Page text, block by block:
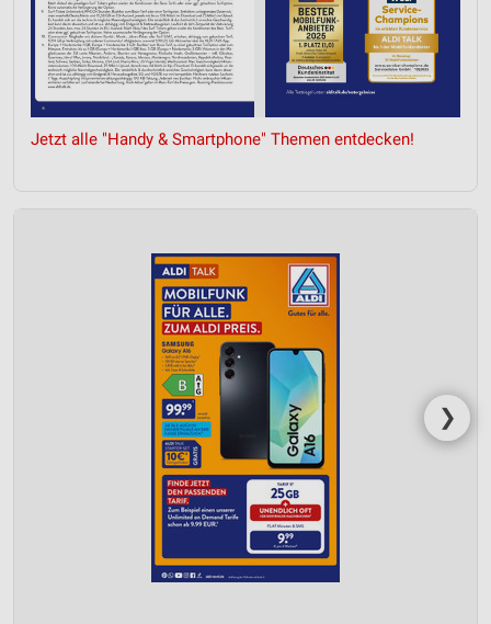
Jetzt alle "Handy & Smartphone" Themen entdecken!
❯